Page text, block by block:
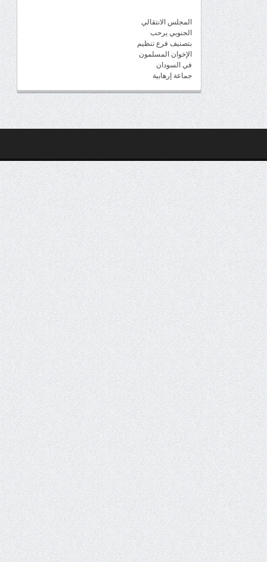
المجلس الانتقالي
الجنوبي يرحب
بتصنيف فرع تنظيم
الإخوان المسلمون
في السودان
جماعة إرهابية